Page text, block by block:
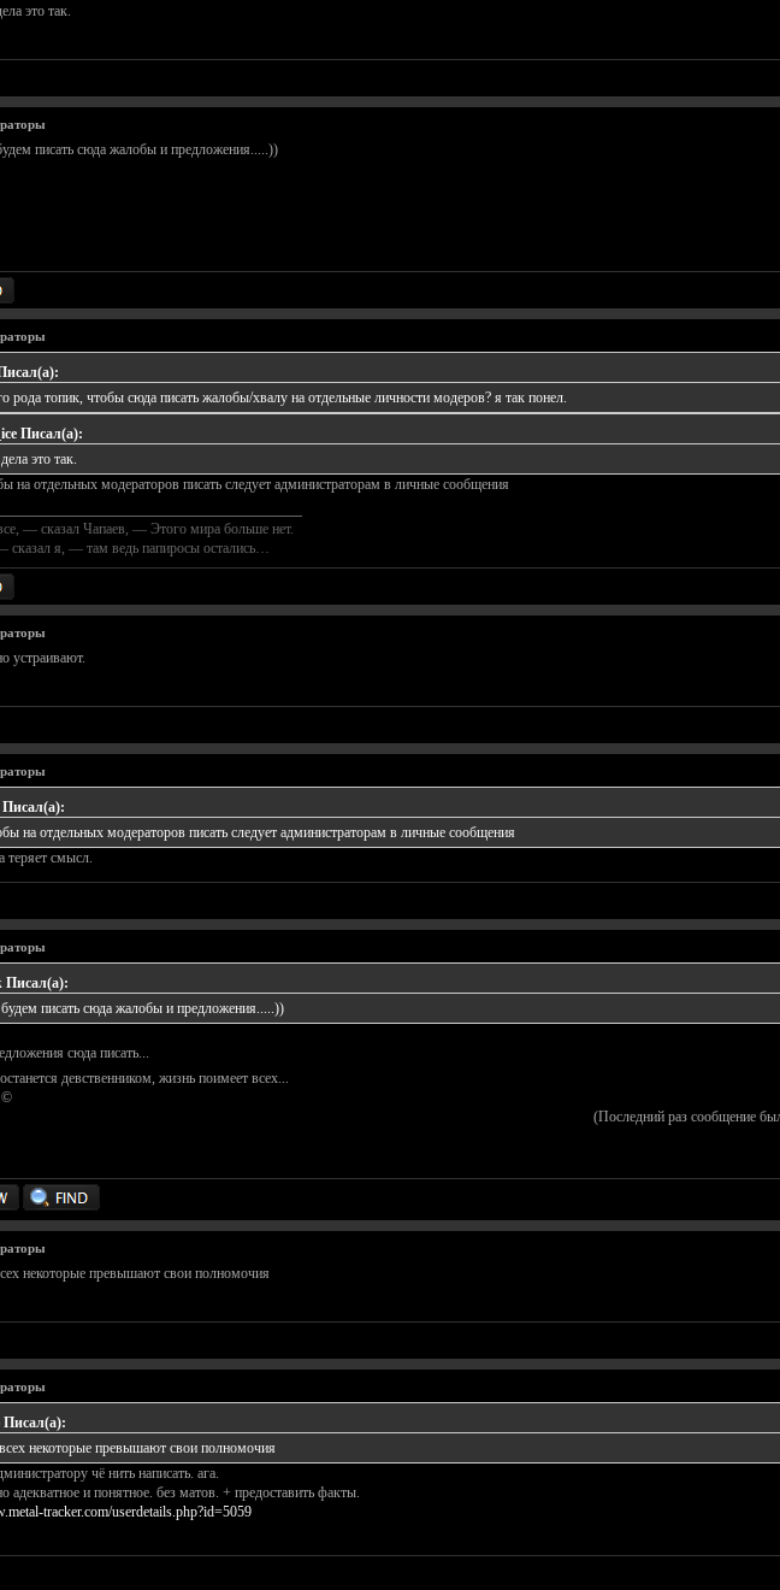
это так.
писать сюда жалобы и предложения.....))
рода топик, чтобы сюда писать жалобы/хвалу на отдельные личности модеров? я так понел.
Писал(а):
это так.
на отдельных модераторов писать следует администраторам в личные сообщения
— сказал Чапаев, — Этого мира больше нет.
я, — там ведь папиросы остались…
устраивают.
Писал(а):
на отдельных модераторов писать следует администраторам в личные сообщения
теряет смысл.
Писал(а):
писать сюда жалобы и предложения.....))
сюда писать...
девственником, жизнь поимеет всех...
©
(Последний раз сообщение
некоторые превышают свои полномочия
Писал(а):
некоторые превышают свои полномочия
чё нить написать. ага.
адекватное и понятное. без матов. + предоставить факты.
tracker.com/userdetails.php?id=5059